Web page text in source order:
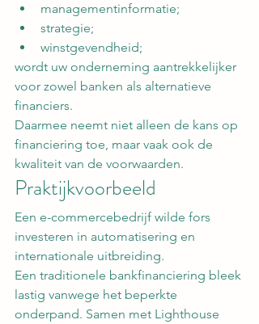
managementinformatie;
strategie;
winstgevendheid;
wordt uw onderneming aantrekkelijker
voor zowel banken als alternatieve
financiers.
Daarmee neemt niet alleen de kans op
financiering toe, maar vaak ook de
kwaliteit van de voorwaarden.
Praktijkvoorbeeld
Een e-commercebedrijf wilde fors
investeren in automatisering en
internationale uitbreiding.
Een traditionele bankfinanciering bleek
lastig vanwege het beperkte
onderpand. Samen met Lighthouse